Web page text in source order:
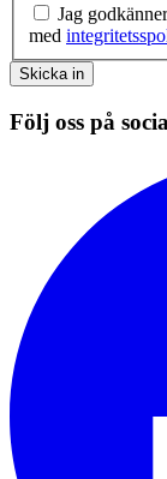
Jag
med
Skicka in
Följ oss på